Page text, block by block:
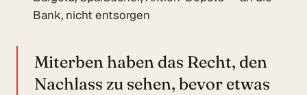
Bank, nicht entsorgen
Miterben haben das Recht, den
Nachlass zu sehen, bevor etwas